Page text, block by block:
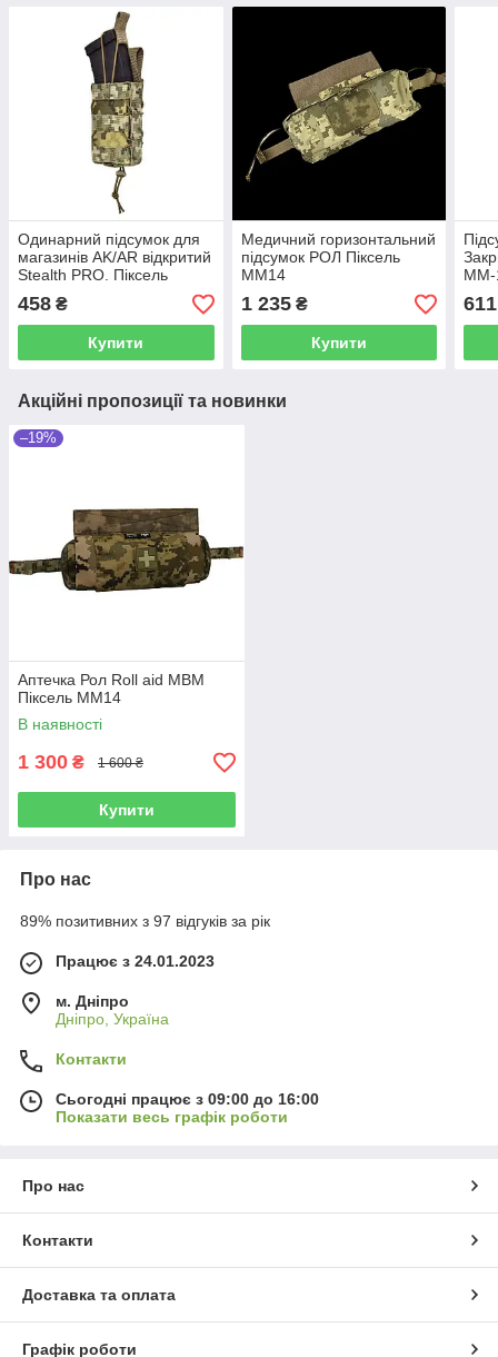
Одинарний підсумок для
магазинів AK/AR відкритий
Stealth PRO. Піксель
ММ14
458 ₴
Купити
Медичний горизонтальний
підсумок РОЛ Піксель
ММ14
1 235₴
Купити
ММ-
611
Акційні пропозиції та новинки
–19%
Аптечка Рол Roll aid МBM
Піксель ММ14
В наявності
1 300 ₴ 1 600 ₴
Купити
Про нас
89% позитивних з 97 відгуків за рік
Працює з 24.01.2023
м. Дніпро
Дніпро, Україна
Контакти
Сьогодні працює з 09:00 до 16:00
Показати весь графік роботи
Про нас
Контакти
Доставка та оплата
Графік роботи